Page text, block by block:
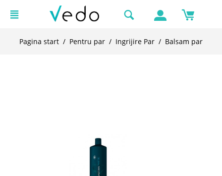
Pagina start / Pentru par / Ingrijire Par / Balsam par